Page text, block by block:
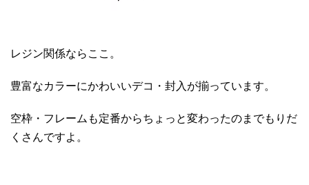
レジン関係ならここ。
豊富なカラーにかわいいデコ・封入が揃っています。
空枠・フレームも定番からちょっと変わったのまでもりだ
くさんですよ。